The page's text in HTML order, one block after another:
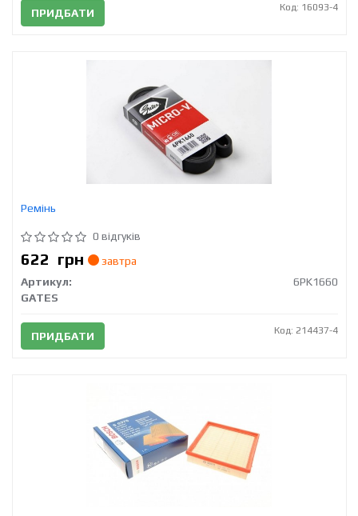
ПРИДБАТИ Код: 16093-4
Ремінь
0 відгуків
622 грн
завтра
Артикул:
6PK1660
GATES
ПРИДБАТИ Код: 214437-4